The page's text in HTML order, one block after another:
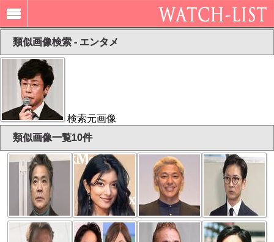
類似画像検索 - エンタメ
検索元画像
類似画像一覧10件